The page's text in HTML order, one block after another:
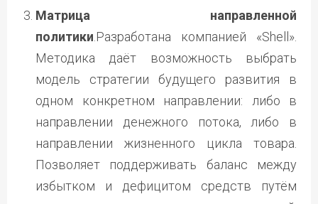
Матрица направленной
политики .Разработана компанией «Shell».
Методика даёт возможность выбрать
модель стратегии будущего развития в
одном конкретном направлении: либо в
направлении денежного потока, либо в
направлении жизненного цикла товара.
Позволяет поддерживать баланс между
избытком и дефицитом средств путём